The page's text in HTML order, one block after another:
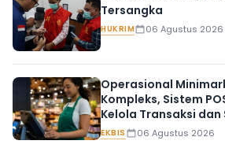
Tersangka
HUKRIM 06 Agustus 2026
Operasional
Kompleks, Sistem
Kelola Transaksi dan
EKBIS 06 Agustus 2026